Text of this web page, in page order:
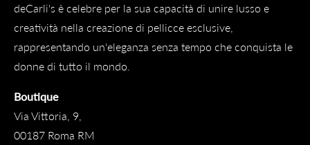
deCarli's è celebre per la sua capacità di unire lusso e
creatività nella creazione di pellicce esclusive,
rappresentando un'eleganza senza tempo che conquista le
donne di tutto il mondo.
Boutique
Via Vittoria, 9,
00187 Roma RM